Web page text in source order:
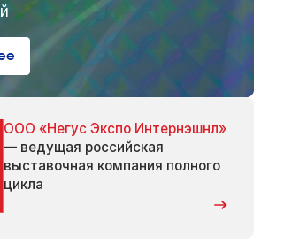
ООО «Негус Экспо Интернэшнл»
— ведущая российская
выставочная компания полного
цикла